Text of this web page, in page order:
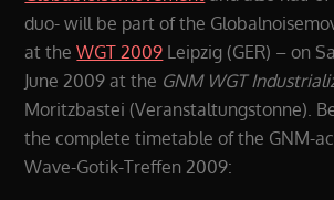
duo- will be part of the
at theWGT 2009 Leipzig (GER) – on
June 2009 at the GNM WGT
Moritzbastei (Veranstaltungstonne).
the complete timetable of the GNM-
Wave-Gotik-Treffen 2009: